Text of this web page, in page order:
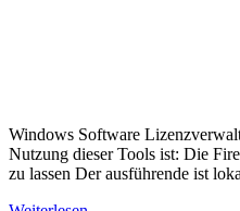
Windows Software
Nutzung dieser Tools ist: Die
zu lassen Der ausführende ist